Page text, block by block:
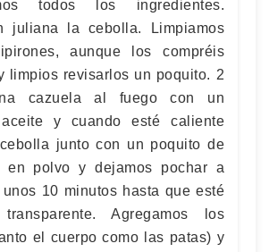
todos los ingredientes.
juliana la cebolla. Limpiamos
aunque los compréis
limpios revisarlos un poquito. 2
cazuela al fuego con un
y cuando esté caliente
junto con un poquito de
polvo y dejamos pochar a
10 minutos hasta que esté
Agregamos los
el cuerpo como las patas) y